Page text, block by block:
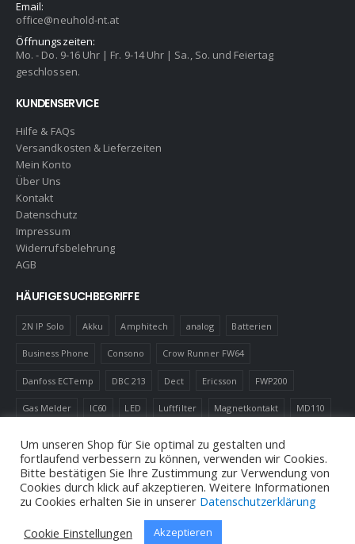
Email:
office@neuhold-nt.at
Öffnungszeiten:
Mo. - Do. 9-16 Uhr | Fr. 9-14 Uhr | Sa., So. und Feiertag
geschlossen.
KUNDENSERVICE
Hilfe & FAQs
Versandkosten & Lieferzeiten
Mein Konto
Über Uns
Kontakt
Datenschutz
Impressum
Widerrufsbelehrung
AGB
HÄUFIGE SUCHBEGRIFFE
2N IP Solo Akku Amphitech analog Batterien
Business Phone Consono Crow Runner FW64
Danfoss ECTemp DBC 213 Dect Ericsson FWP200
Gas Melder IC60 LED Luftfilter Magnetkontakt MD110
Um unseren Shop für Sie optimal zu gestalten und
fortlaufend verbessern zu können, verwenden wir Cookies.
Bitte bestätigen Sie Ihre Zustimmung zur Verwendung von
Cookies durch klick auf akzeptieren. Weitere Informationen
zu Cookies erhalten Sie in unserer Datenschutzerklärung
Cookie Einstellungen
Akzeptieren